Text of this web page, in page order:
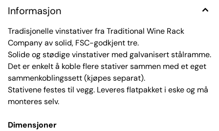
Informasjon
Tradisjonelle vinstativer fra Traditional Wine Rack
Company av solid, FSC-godkjent tre.
Solide og stødige vinstativer med galvanisert stålramme.
Det er enkelt å koble flere stativer sammen med et eget
sammenkoblingssett (kjøpes separat).
Stativene festes til vegg. Leveres flatpakket i eske og må
monteres selv.
Dimensjoner